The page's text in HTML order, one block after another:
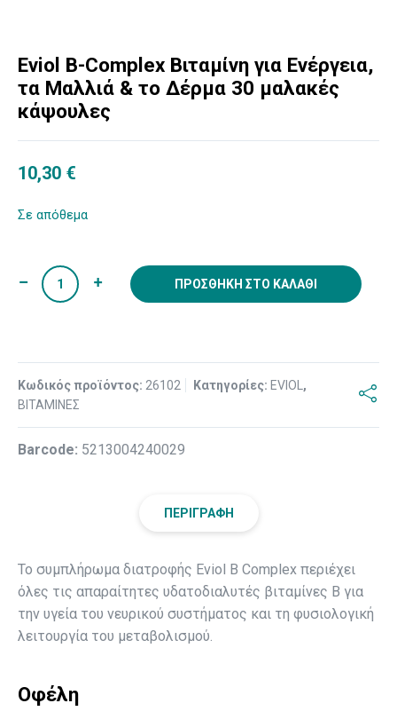
Eviol B-Complex Βιταμίνη για Ενέργεια,
τα Μαλλιά & τo Δέρμα 30 μαλακές
κάψουλες
10,30 €
Σε απόθεμα
ΠΡΟΣΘΉΚΗ ΣΤΟ ΚΑΛΆΘΙ
Κωδικός προϊόντος: 26102 Κατηγορίες: EVIOL ,
ΒΙΤΑΜΙΝΕΣ
Βarcode: 5213004240029
ΠΕΡΙΓΡΑΦΉ
Το συμπλήρωμα διατροφής Eviol B Complex περιέχει
όλες τις απαραίτητες υδατοδιαλυτές βιταμίνες Β για
την υγεία του νευρικού συστήματος και τη φυσιολογική
λειτουργία του μεταβολισμού.
Οφέλη